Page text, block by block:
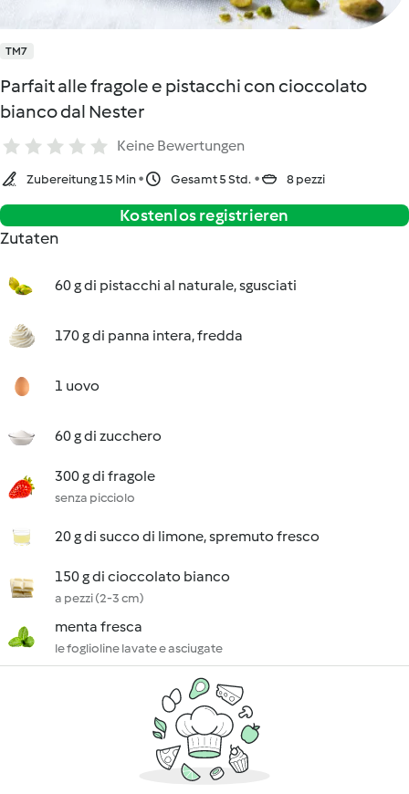
TM7
Parfait alle fragole e pistacchi con cioccolato
bianco dal Nester
Keine Bewertungen
Zubereitung 15 Min Gesamt 5 Std. 8 pezzi
Kostenlos registrieren
Zutaten
60 g di pistacchi al naturale, sgusciati
170 g di panna intera, fredda
1 uovo
60 g di zucchero
300 g di fragole
senza picciolo
20 g di succo di limone, spremuto fresco
150 g di cioccolato bianco
a pezzi (2-3 cm)
menta fresca
le foglioline lavate e asciugate